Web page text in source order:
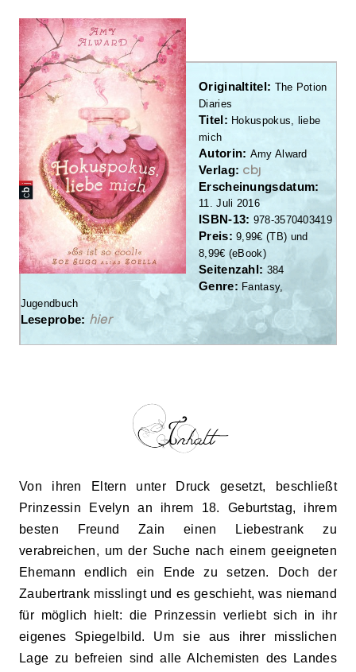
Originaltitel: The Potion
Diaries
Titel: Hokuspokus, liebe
mich
Autorin: Amy Alward
Verlag: cbj
Erscheinungsdatum:
11. Juli 2016
ISBN-13: 978-3570403419
Preis: 9 ,99€ (TB) und
8 99€ (eBook)
Seitenzahl: 384
Genre: Fantasy,
Jugendbuch
Leseprobe: hier
Von ihren Eltern unter Druck gesetzt, beschließt
Prinzessin Evelyn an ihrem 18. Geburtstag, ihrem
besten Freund Zain einen Liebestrank zu
verabreichen, um der Suche nach einem geeigneten
Ehemann endlich ein Ende zu setzen. Doch der
Zaubertrank misslingt und es geschieht, was niemand
für möglich hielt: die Prinzessin verliebt sich in ihr
eigenes Spiegelbild. Um sie aus ihrer misslichen
Lage zu befreien sind alle Alchemisten des Landes